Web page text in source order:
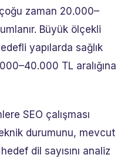
zaman 20.000–
Büyük ölçekli
yapılarda sağlık
TL aralığına
SEO çalışması
durumunu, mevcut
dil sayısını analiz